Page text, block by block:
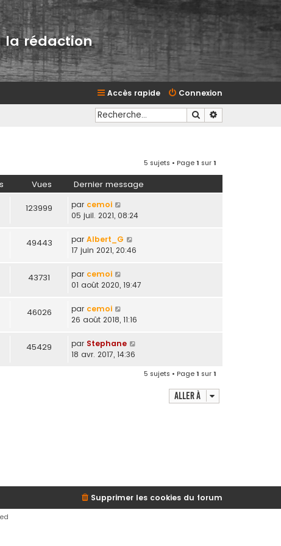
la rédaction
Connexion
Accès rapide
Rechercher
5 sujets • Page1 sur1
Vues Dernier message
123999 par cemoi
05 juil. 2021, 08:24
49443 par Albert_G
17 juin 2021, 20:46
43731 par cemoi
01 août 2020, 19:47
46026 par cemoi
26 août 2018, 11:16
45429 par Stephane
18 avr. 2017, 14:36
5 sujets • Page1 sur1
Aller à
Supprimer les cookies du forum